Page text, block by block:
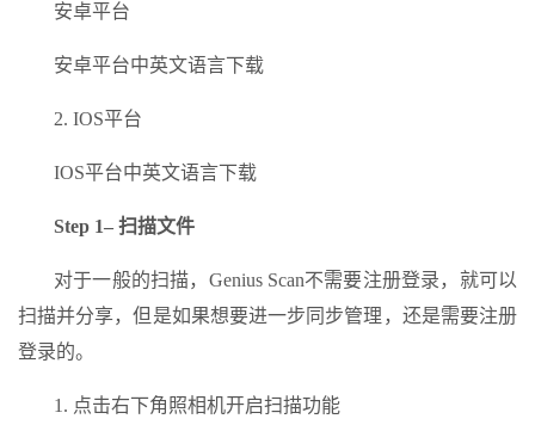
安卓平台
安卓平台中英文语言下载
2. IOS平台
IOS平台中英文语言下载
Step 1– 扫描文件
对于一般的扫描，Genius Scan不需要注册登录，就可以
扫描并分享，但是如果想要进一步同步管理，还是需要注册
登录的。
1. 点击右下角照相机开启扫描功能